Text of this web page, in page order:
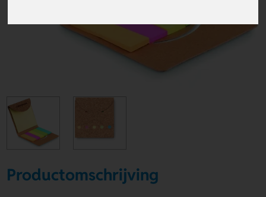
Productomschrijving